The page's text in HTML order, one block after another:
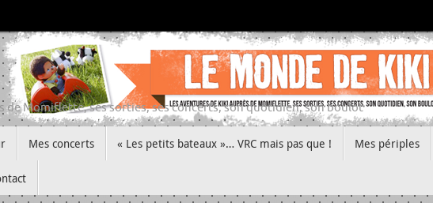
de Momiflette, ses sorties, ses concerts, son quotidien, son boulot
Mes concerts « Les petits bateaux »… VRC mais pas que ! Mes périples